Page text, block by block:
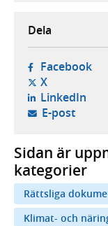
Dela
Facebook-
X- öppnas i
LinkedIn-
E-post-
Sidan är
kategorier
Rättsliga
Klimat- och